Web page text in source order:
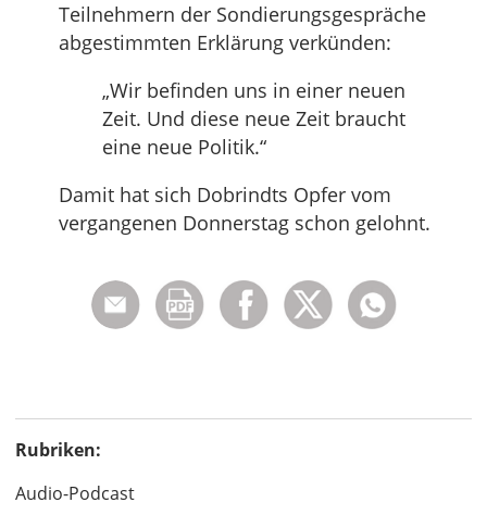
Teilnehmern der Sondierungsgespräche
abgestimmten Erklärung verkünden:
„Wir befinden uns in einer neuen
Zeit. Und diese neue Zeit braucht
eine neue Politik.“
Damit hat sich Dobrindts Opfer vom
vergangenen Donnerstag schon gelohnt.
Rubriken:
Audio-Podcast